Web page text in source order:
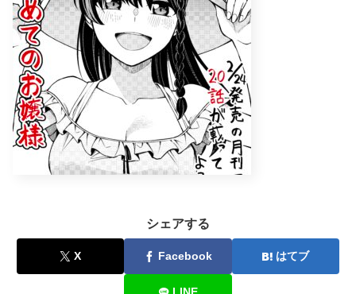
シェアする
X Facebook はてブ